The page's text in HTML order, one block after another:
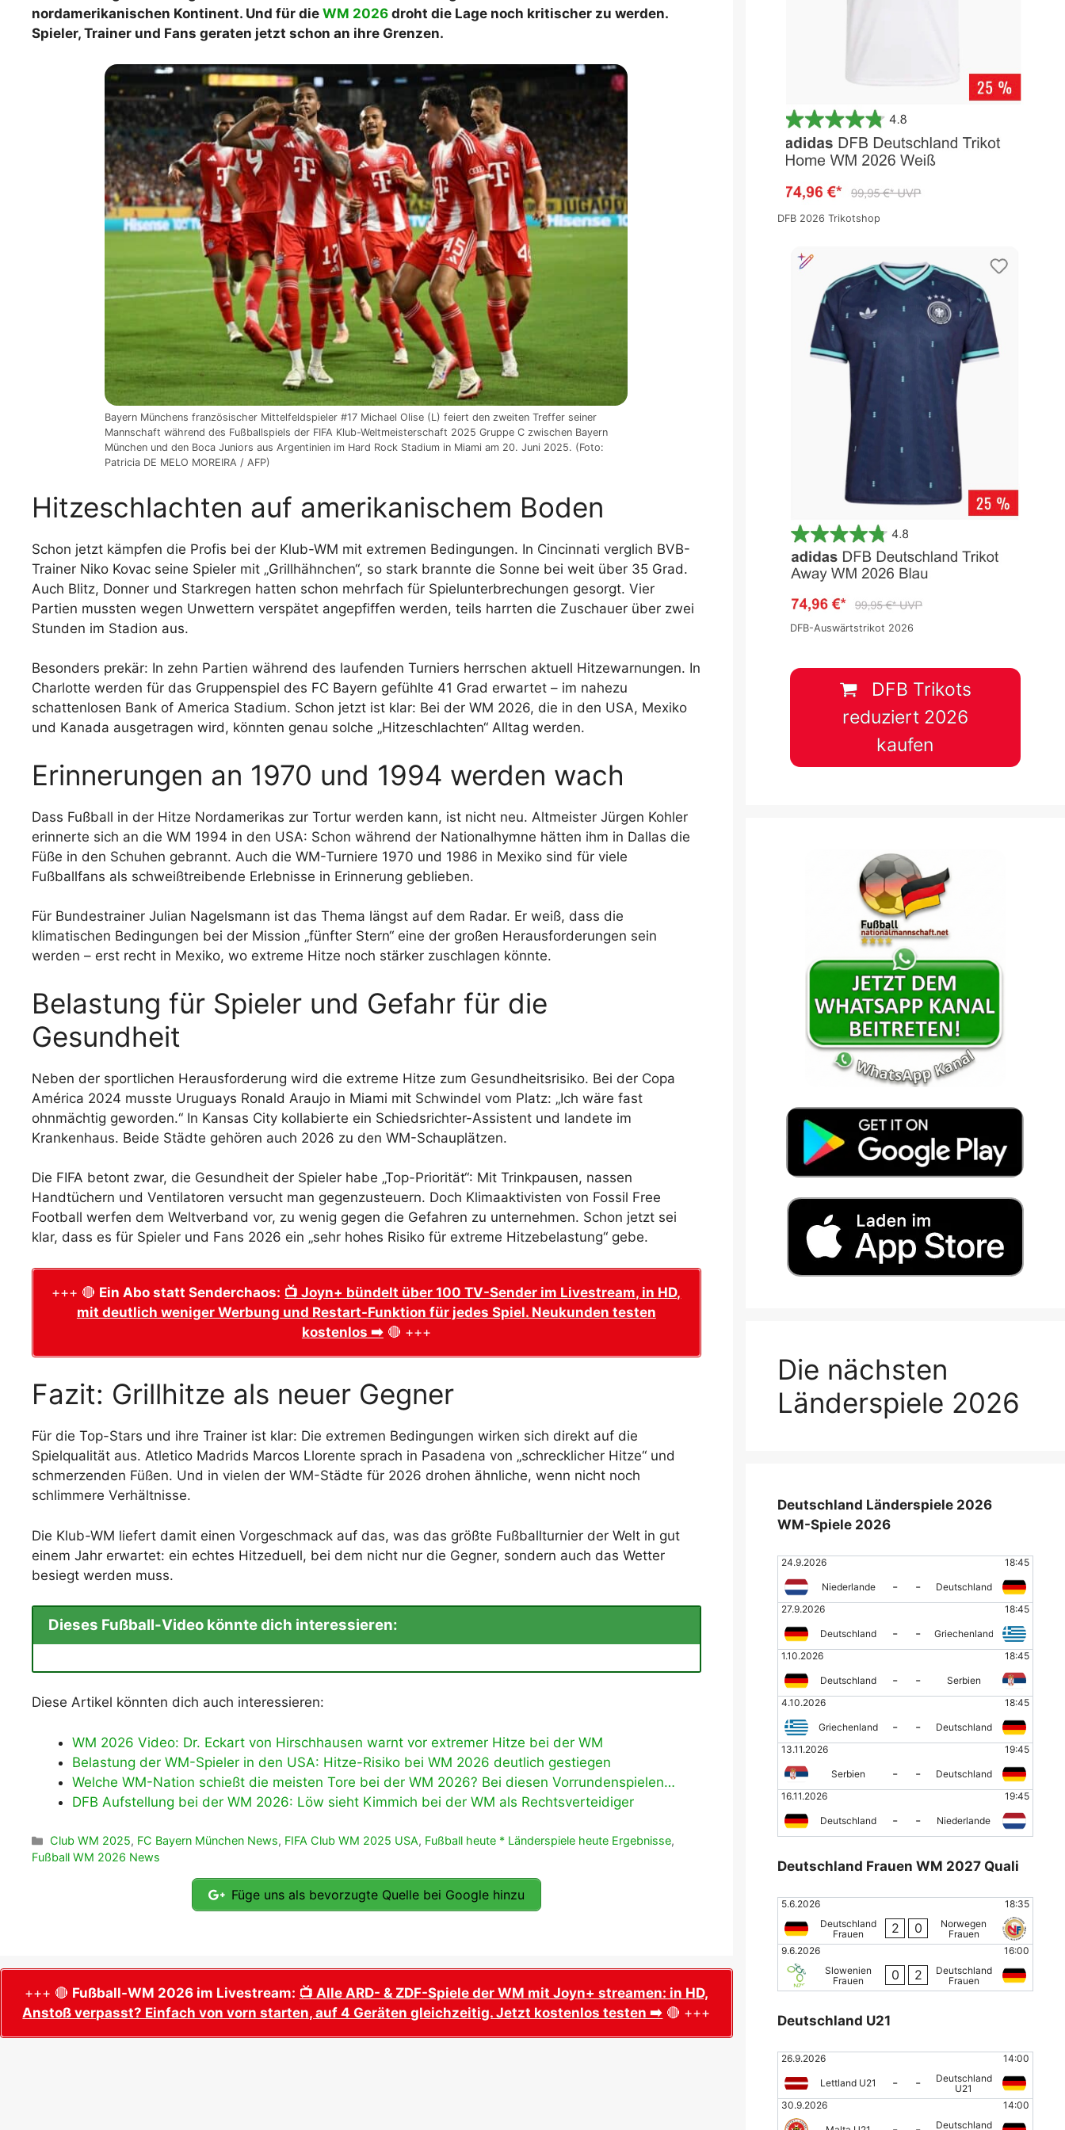
WM 2026 Spielplan Excel – kostenlos
downloaden & automatisch ausfüllen
nordamerikanischen Kontinent. Und für die WM 2026 droht die Lage noch kritischer zu werden.
Spieler, Trainer und Fans geraten jetzt schon an ihre Grenzen.
Bayern Münchens französischer Mittelfeldspieler #17 Michael Olise (L) feiert den zweiten Treffer seiner
Mannschaft während des Fußballspiels der FIFA Klub-Weltmeisterschaft 2025 Gruppe C zwischen Bayern
München und den Boca Juniors aus Argentinien im Hard Rock Stadium in Miami am 20. Juni 2025. (Foto:
Patricia DE MELO MOREIRA / AFP)
Hitzeschlachten auf amerikanischem Boden
Schon jetzt kämpfen die Profis bei der Klub-WM mit extremen Bedingungen. In Cincinnati verglich BVB-
Trainer Niko Kovac seine Spieler mit „Grillhähnchen“, so stark brannte die Sonne bei weit über 35 Grad.
Auch Blitz, Donner und Starkregen hatten schon mehrfach für Spielunterbrechungen gesorgt. Vier
Partien mussten wegen Unwettern verspätet angepfiffen werden, teils harrten die Zuschauer über zwei
Stunden im Stadion aus.
Besonders prekär: In zehn Partien während des laufenden Turniers herrschen aktuell Hitzewarnungen. In
Charlotte werden für das Gruppenspiel des FC Bayern gefühlte 41 Grad erwartet – im nahezu
schattenlosen Bank of America Stadium. Schon jetzt ist klar: Bei der WM 2026, die in den USA, Mexiko
und Kanada ausgetragen wird, könnten genau solche „Hitzeschlachten“ Alltag werden.
Erinnerungen an 1970 und 1994 werden wach
Dass Fußball in der Hitze Nordamerikas zur Tortur werden kann, ist nicht neu. Altmeister Jürgen Kohler
erinnerte sich an die WM 1994 in den USA: Schon während der Nationalhymne hätten ihm in Dallas die
Füße in den Schuhen gebrannt. Auch die WM-Turniere 1970 und 1986 in Mexiko sind für viele
Fußballfans als schweißtreibende Erlebnisse in Erinnerung geblieben.
Für Bundestrainer Julian Nagelsmann ist das Thema längst auf dem Radar. Er weiß, dass die
klimatischen Bedingungen bei der Mission „fünfter Stern“ eine der großen Herausforderungen sein
werden – erst recht in Mexiko, wo extreme Hitze noch stärker zuschlagen könnte.
Belastung für Spieler und Gefahr für die
Gesundheit
Neben der sportlichen Herausforderung wird die extreme Hitze zum Gesundheitsrisiko. Bei der Copa
América 2024 musste Uruguays Ronald Araujo in Miami mit Schwindel vom Platz: „Ich wäre fast
ohnmächtig geworden.“ In Kansas City kollabierte ein Schiedsrichter-Assistent und landete im
Krankenhaus. Beide Städte gehören auch 2026 zu den WM-Schauplätzen.
Die FIFA betont zwar, die Gesundheit der Spieler habe „Top-Priorität“: Mit Trinkpausen, nassen
Handtüchern und Ventilatoren versucht man gegenzusteuern. Doch Klimaaktivisten von Fossil Free
Football werfen dem Weltverband vor, zu wenig gegen die Gefahren zu unternehmen. Schon jetzt sei
klar, dass es für Spieler und Fans 2026 ein „sehr hohes Risiko für extreme Hitzebelastung“ gebe.
+++ 🔴 Ein Abo statt Senderchaos: 📺 Joyn+ bündelt über 100 TV-Sender im Livestream, in HD,
mit deutlich weniger Werbung und Restart-Funktion für jedes Spiel. Neukunden testen
kostenlos ➡️🔴 +++
Fazit: Grillhitze als neuer Gegner
Für die Top-Stars und ihre Trainer ist klar: Die extremen Bedingungen wirken sich direkt auf die
Spielqualität aus. Atletico Madrids Marcos Llorente sprach in Pasadena von „schrecklicher Hitze“ und
schmerzenden Füßen. Und in vielen der WM-Städte für 2026 drohen ähnliche, wenn nicht noch
schlimmere Verhältnisse.
Die Klub-WM liefert damit einen Vorgeschmack auf das, was das größte Fußballturnier der Welt in gut
einem Jahr erwartet: ein echtes Hitzeduell, bei dem nicht nur die Gegner, sondern auch das Wetter
besiegt werden muss.
Dieses Fußball-Video könnte dich interessieren:
Diese Artikel könnten dich auch interessieren:
WM 2026 Video: Dr. Eckart von Hirschhausen warnt vor extremer Hitze bei der WM
Belastung der WM-Spieler in den USA: Hitze-Risiko bei WM 2026 deutlich gestiegen
Welche WM-Nation schießt die meisten Tore bei der WM 2026? Bei diesen Vorrundenspielen…
DFB Aufstellung bei der WM 2026: Löw sieht Kimmich bei der WM als Rechtsverteidiger
Kategorien
Club WM 2025, FC Bayern München News, FIFA Club WM 2025 USA, Fußball heute * Länderspiele heute Ergebnisse,
Fußball WM 2026 News
Füge uns als bevorzugte Quelle bei Google hinzu
+++ 🔴 Fußball-WM 2026 im Livestream: 📺 Alle ARD- & ZDF-Spiele der WM mit Joyn+ streamen: in HD,
Anstoß verpasst? Einfach von vorn starten, auf 4 Geräten gleichzeitig. Jetzt kostenlos testen ➡️ 🔴 +++
DFB 2026 Trikotshop
DFB-Auswärtstrikot 2026
DFB Trikots
reduziert 2026
kaufen
Die nächsten
Länderspiele 2026
Deutschland Länderspiele 2026
WM-Spiele 2026
24.9.2026 18:45
Niederlande - -
Deutschland
27.9.2026
18:45
Deutschland - -
Griechenland
1.10.2026
18:45
Deutschland - -
Serbien
4.10.2026
18:45
Griechenland - -
Deutschland
13.11.2026
19:45
Serbien - -
Deutschland
16.11.2026
19:45
Deutschland - - Niederlande
Deutschland Frauen WM 2027 Quali
5.6.2026
18:35
Deutschland
Frauen
2 0
Norwegen
Frauen
9.6.2026
16:00
Slowenien
Frauen
0 2
Deutschland
Frauen
Deutschland U21
26.9.2026 14:00
Lettland U21 - -
Deutschland
U21
30.9.2026
14:00
Deutschland